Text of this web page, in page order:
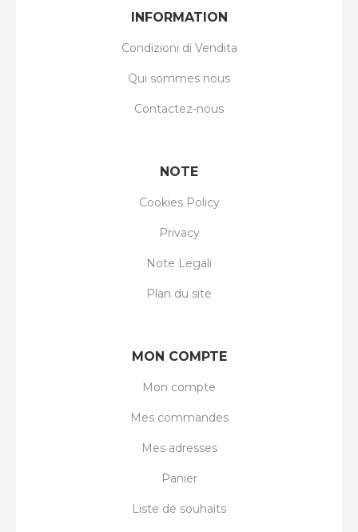
INFORMATION
Condizioni di Vendita
Qui sommes nous
Contactez-nous
NOTE
Cookies Policy
Privacy
Note Legali
Plan du site
MON COMPTE
Mon compte
Mes commandes
Mes adresses
Panier
Liste de souhaits